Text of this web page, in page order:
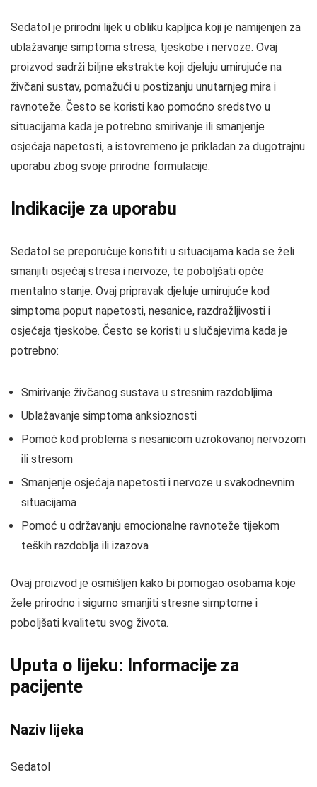
Sedatol je prirodni lijek u obliku kapljica koji je namijenjen za
ublažavanje simptoma stresa, tjeskobe i nervoze. Ovaj
proizvod sadrži biljne ekstrakte koji djeluju umirujuće na
živčani sustav, pomažući u postizanju unutarnjeg mira i
ravnoteže. Često se koristi kao pomoćno sredstvo u
situacijama kada je potrebno smirivanje ili smanjenje
osjećaja napetosti, a istovremeno je prikladan za dugotrajnu
uporabu zbog svoje prirodne formulacije.
Indikacije za uporabu
Sedatol se preporučuje koristiti u situacijama kada se želi
smanjiti osjećaj stresa i nervoze, te poboljšati opće
mentalno stanje. Ovaj pripravak djeluje umirujuće kod
simptoma poput napetosti, nesanice, razdražljivosti i
osjećaja tjeskobe. Često se koristi u slučajevima kada je
potrebno:
Smirivanje živčanog sustava u stresnim razdobljima
Ublažavanje simptoma anksioznosti
Pomoć kod problema s nesanicom uzrokovanoj nervozom
ili stresom
Smanjenje osjećaja napetosti i nervoze u svakodnevnim
situacijama
Pomoć u održavanju emocionalne ravnoteže tijekom
teških razdoblja ili izazova
Ovaj proizvod je osmišljen kako bi pomogao osobama koje
žele prirodno i sigurno smanjiti stresne simptome i
poboljšati kvalitetu svog života.
Uputa o lijeku: Informacije za
pacijente
Naziv lijeka
Sedatol